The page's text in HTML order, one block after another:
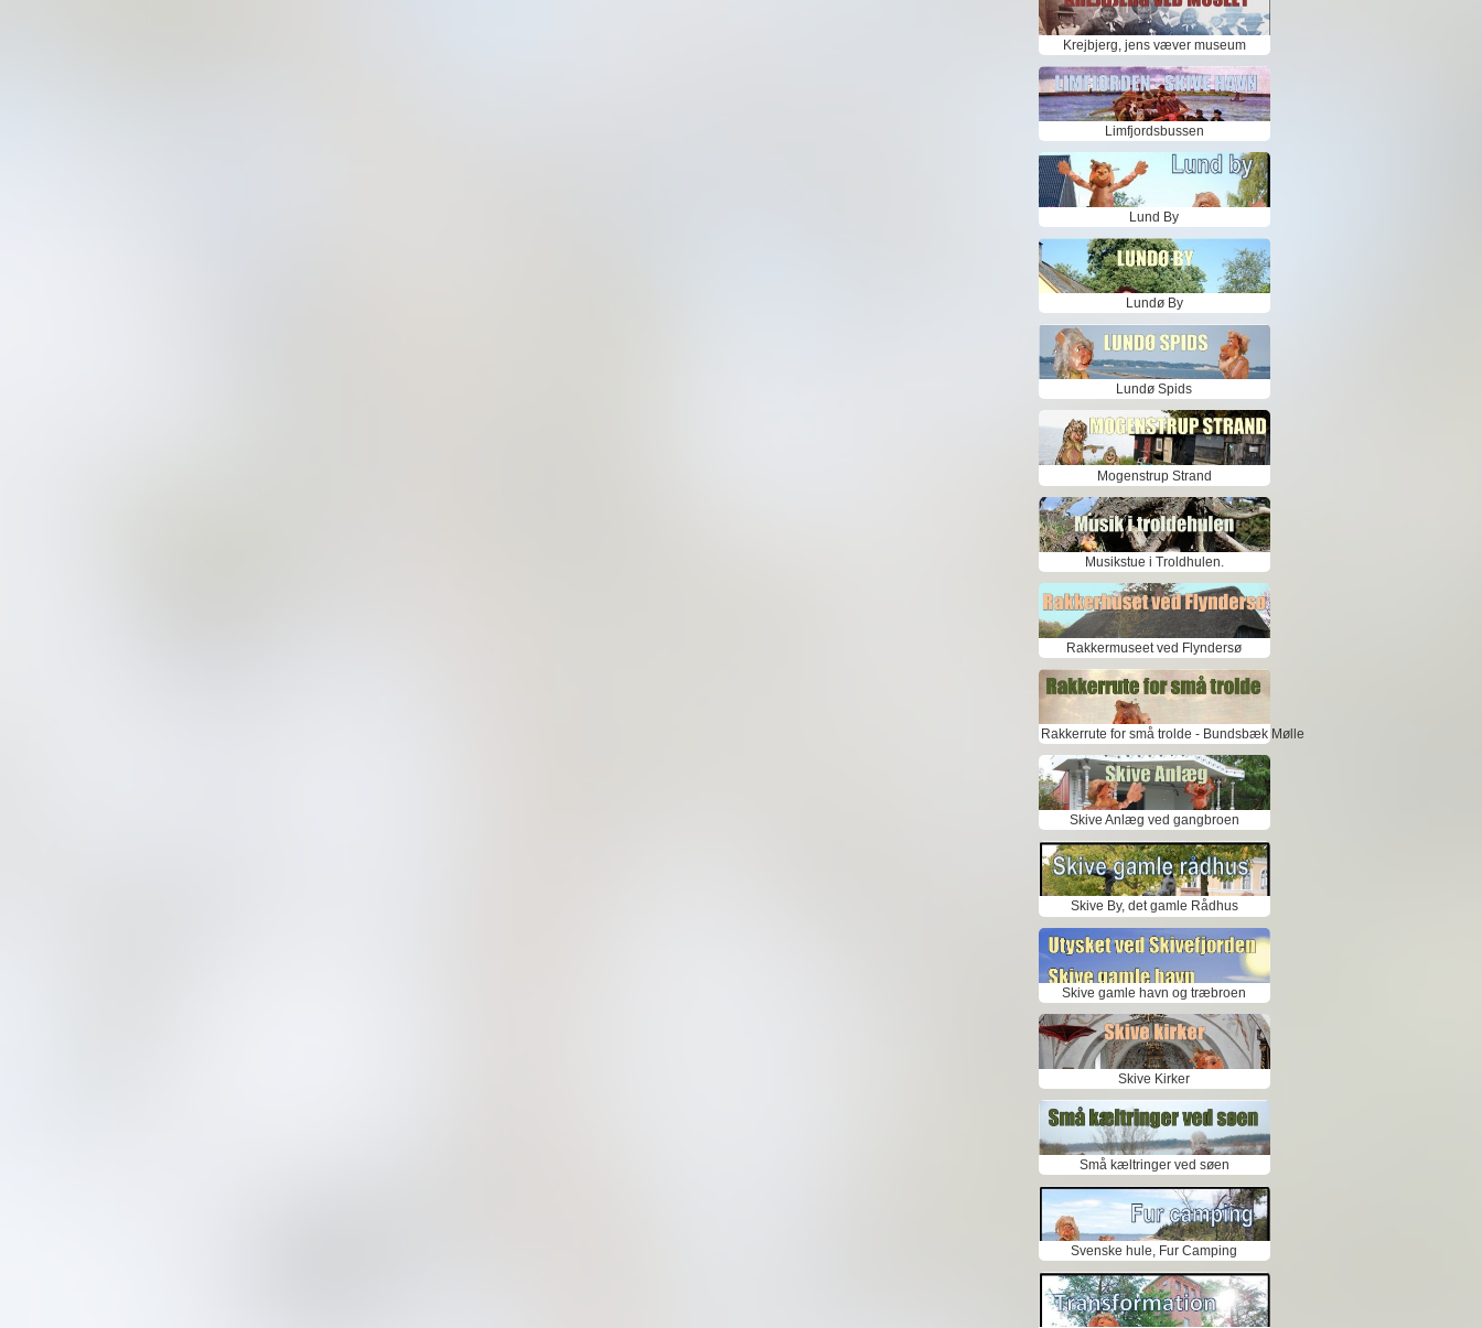
Krejbjerg, jens væver museum
Limfjordsbussen
Lund By
Lundø By
Lundø Spids
Mogenstrup Strand
Musikstue i Troldhulen.
Rakkermuseet ved Flyndersø
Rakkerrute for små trolde - Bundsbæk Mølle
Skive Anlæg ved gangbroen
Skive By, det gamle Rådhus
Skive gamle havn og træbroen
Skive Kirker
Små kæltringer ved søen
Svenske hule, Fur Camping